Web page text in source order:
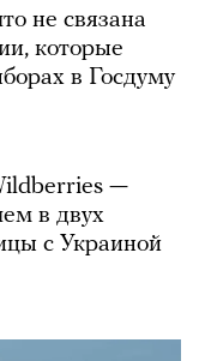
не связана
которые
в Госдуму
—
в двух
с Украиной